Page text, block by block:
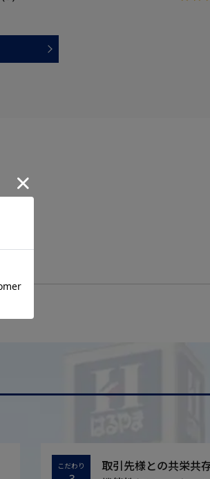
こだわり
取引先様との共栄共